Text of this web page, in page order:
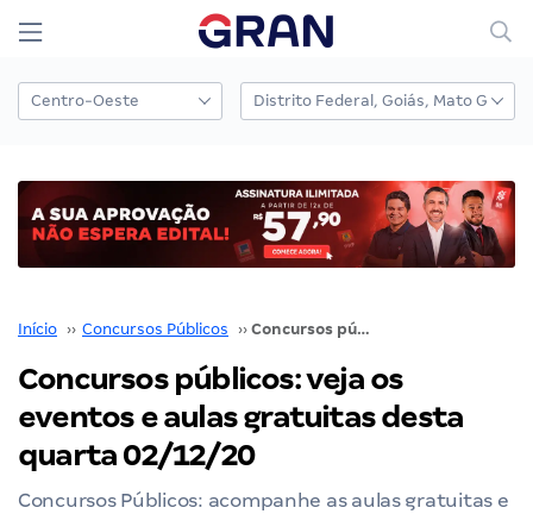
Início ›› Concursos Públicos ›› Concursos públicos: veja os eventos e aulas gratuitas desta quarta 02/12/20
Concursos públicos: veja os
eventos e aulas gratuitas desta
quarta 02/12/20
Concursos Públicos: acompanhe as aulas gratuitas e